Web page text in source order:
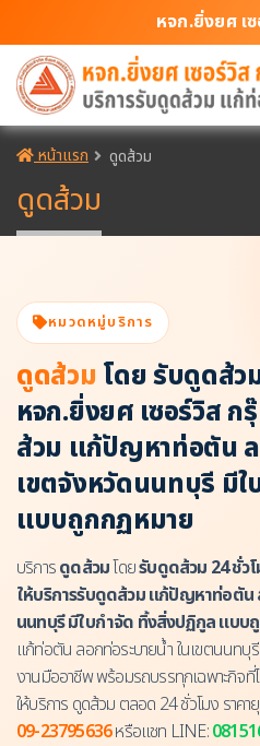
หจก.ยิ่งยศ เ
หน้าแรก ดูดส้วม
ดูดส้วม
หมวดหมู่บริการ
ดูดส้วม โดย รับดูดส้ว
หจก.ยิ่งยศ เซอร์วิส ก
ส้วม แก้ปัญหาท่อตัน ล
เขตจังหวัดนนทบุรี มี
แบบถูกกฏหมาย
บริการดูดส้วมโดยรับดูดส้วม 24 ชั่ว
ให้บริการรับดูดส้วม แก้ปัญหาท่อตัน
นนทบุรี มีใบกำจัด ทิ้งสิ่งปฏิกูล แบบ
แก้ท่อตัน ลอกท่อระบายน้ำ ในเขตนนท
งานมืออาชีพ พร้อมรถบรรทุกเฉพาะกิจ
ให้บริการ ดูดส้วม ตลอด 24 ชั่วโมง ราค
09-23795636หรือแชท LINE: